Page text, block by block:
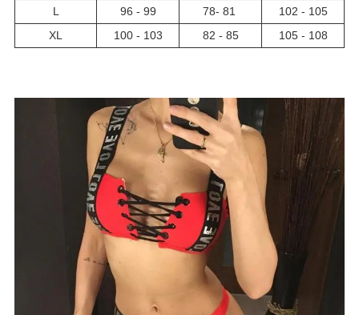
L
96 - 99 78- 81
102 - 105
XL
100 - 103 82 - 85 105 - 108